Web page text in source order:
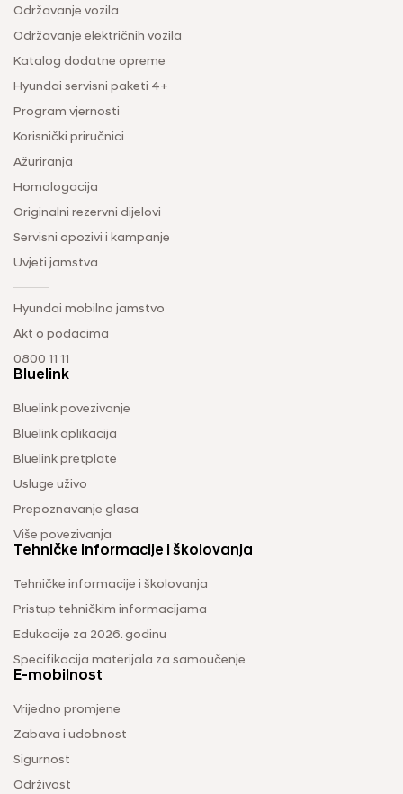
Održavanje vozila
Održavanje električnih vozila
Katalog dodatne opreme
Hyundai servisni paketi 4+
Program vjernosti
Korisnički priručnici
Ažuriranja
Homologacija
Originalni rezervni dijelovi
Servisni opozivi i kampanje
Uvjeti jamstva
Hyundai mobilno jamstvo
Akt o podacima
0800 11 11
Bluelink
Bluelink povezivanje
Bluelink aplikacija
Bluelink pretplate
Usluge uživo
Prepoznavanje glasa
Više povezivanja
Tehničke informacije i školovanja
Tehničke informacije i školovanja
Pristup tehničkim informacijama
Edukacije za 2026. godinu
Specifikacija materijala za samoučenje
E-mobilnost
Vrijedno promjene
Zabava i udobnost
Sigurnost
Održivost